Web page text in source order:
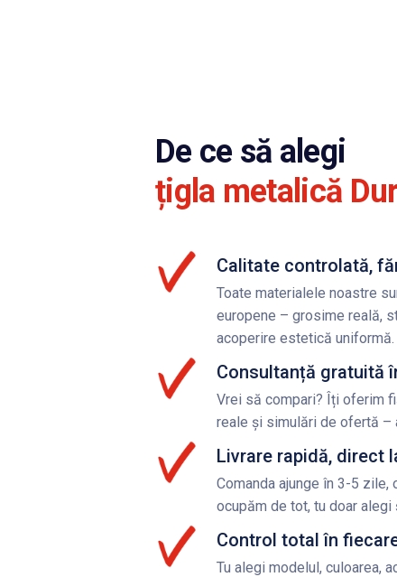
De ce să alegi
țigla metalică
Calitate controlată,
Toate materialele noastre
europene – grosime reală,
acoperire estetică uniformă.
Consultanță gratuită
Vrei să compari? Îți oferim
reale și simulări de ofertă
Livrare rapidă, direct
Comanda ajunge în 3-5 zile,
ocupăm de tot, tu doar alegi
Control total în
Tu alegi modelul, culoarea,